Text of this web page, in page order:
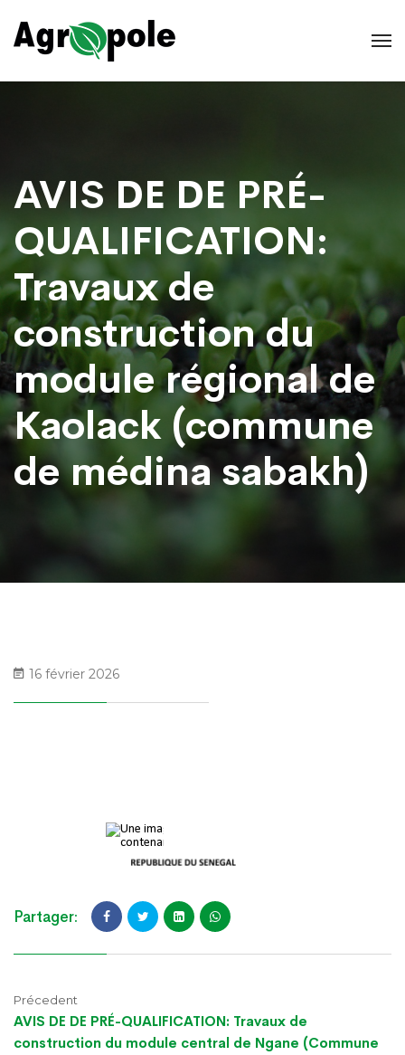
AVIS DE DE PRÉ-
QUALIFICATION:
Travaux de
construction du
module régional de
Kaolack (commune
de médina sabakh)
16 février 2026
Partager:
Précedent
AVIS DE DE PRÉ-QUALIFICATION: Travaux de
construction du module central de Ngane (Commune